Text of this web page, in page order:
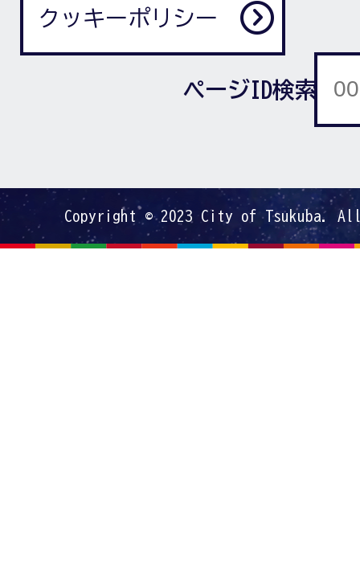
クッキーポリシー
ページID検索
Copyright © 2023 City of Tsukuba.